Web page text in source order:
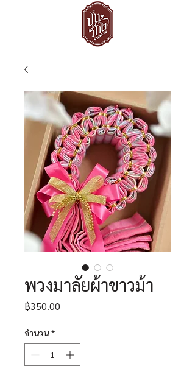
พวงมาลัยผ้าขาวม้า
฿350.00
จำนวน *